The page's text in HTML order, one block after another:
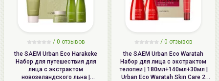
/ 0 отзывов
the SAEM Urban Eco Harakeke
Набор для путешествия для
лица с экстрактом
новозеландского льна |
/ 0 отзывов
the SAEM Urban Eco Waratah
Набор для лица с экстрактом
телопеи | 180мл+140мл+30мл |
Urban Eco Waratah Skin Care 2